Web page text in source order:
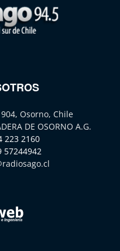
Osorno, Chile
DE OSORNO A.G.
223 2160
57244942